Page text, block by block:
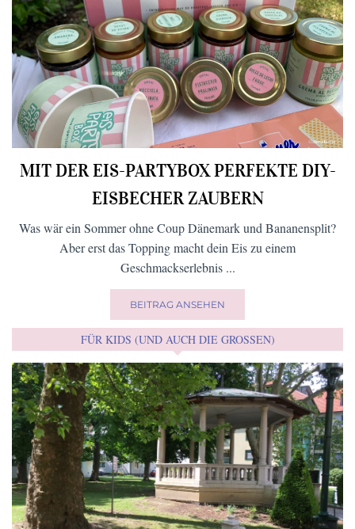
MIT DER EIS-PARTYBOX PERFEKTE DIY-
EISBECHER ZAUBERN
Was wär ein Sommer ohne Coup Dänemark und Bananensplit?
Aber erst das Topping macht dein Eis zu einem
Geschmackserlebnis ...
BEITRAG ANSEHEN
FÜR KIDS (UND AUCH DIE GROSSEN)